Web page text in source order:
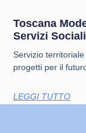
Toscana
Servizi
Servizio
progetti per il
LEGGI TUTTO